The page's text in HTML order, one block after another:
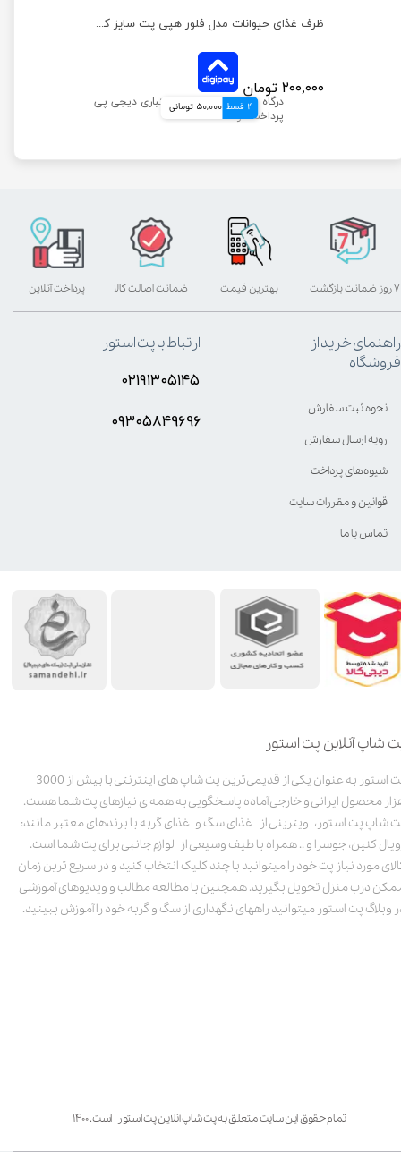
ظرف غذای حیوانات مدل فلور هپی پت سایز کوچک
۲۰۰,۰۰۰ تومان
4 قسط 50,000 تومانی
شاپ آنلاین پت استور
پت استور به عنوان یکی از قدیمی‌ترین پت شاپ های اینترنتی با بیش از 3000
محصول ایرانی و خارجی آماده پاسخگویی به همه ی نیازهای پت شما هست.
شاپ پت استور، ویترینی از غذای سگ و غذای گربه با برندهای معتبر مانند:
کنین، جوسرا و .. همراه با طیف وسیعی از لوازم جانبی برای پت شما است.
مورد نیاز پت خود را میتوانید با چند کلیک انتخاب کنید و در سریع ترین زمان
درب منزل تحویل بگیرید. همچنین با مطالعه مطالب و ویدیوهای آموزشی
وبلاگ پت استور میتوانید راههای نگهداری از سگ و گربه خود را آموزش ببینید.
تمام حقوق این سایت متعلق به پت شاپ آنلاین پت استور است. ۱۴۰۰
بهترین قیمت پرداخت آنلاین ۷ روز ضمانت بازگشت ضمانت اصالت کالا
راهنمای خرید از
فروشگاه
نحوه ثبت سفارش
رویه ارسال سفارش
شیوه‌های پرداخت
قوانین و مقررات سایت
تماس با ما
ارتباط با پت استور
۰۲۱۹۱۳۰۵۱۴۵
۰۹۳۰۵8۴9696